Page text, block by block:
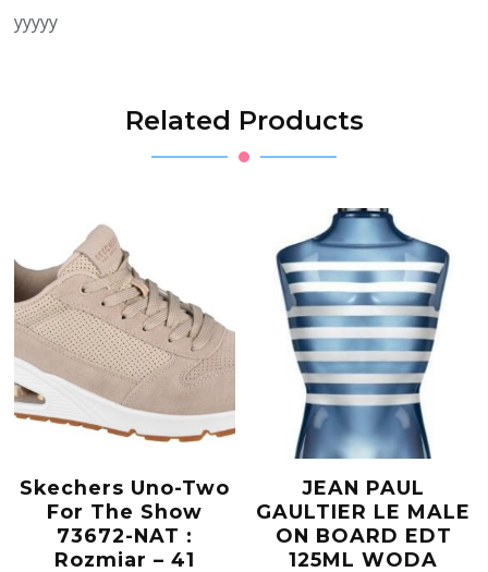
yyyyy
Related Products
Skechers Uno-Two
For The Show
73672-NAT :
Rozmiar – 41
JEAN PAUL
GAULTIER LE MALE
ON BOARD EDT
125ML WODA